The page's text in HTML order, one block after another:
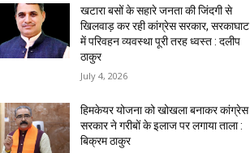
खटारा बसों के सहारे जनता की जिंदगी से
खिलवाड़ कर रही कांग्रेस सरकार, सरकाघाट
में परिवहन व्यवस्था पूरी तरह ध्वस्त : दलीप
ठाकुर
July 4, 2026
हिमकेयर योजना को खोखला बनाकर कांग्रेस
सरकार ने गरीबों के इलाज पर लगाया ताला :
बिक्रम ठाकुर